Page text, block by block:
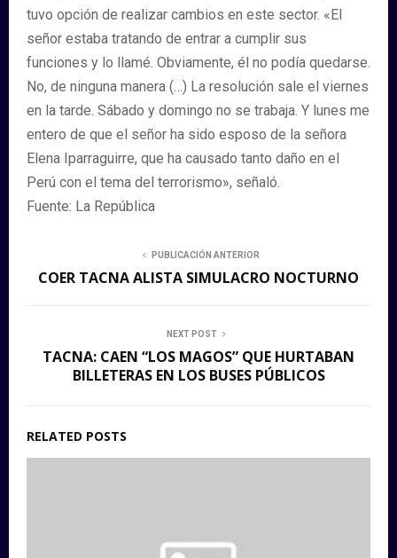
tuvo opción de realizar cambios en este sector. «El
señor estaba tratando de entrar a cumplir sus
funciones y lo llamé. Obviamente, él no podía quedarse.
No, de ninguna manera (…) La resolución sale el viernes
en la tarde. Sábado y domingo no se trabaja. Y lunes me
entero de que el señor ha sido esposo de la señora
Elena Iparraguirre, que ha causado tanto daño en el
Perú con el tema del terrorismo», señaló.
Fuente: La República
PUBLICACIÓN ANTERIOR
COER TACNA ALISTA SIMULACRO NOCTURNO
NEXT POST
TACNA: CAEN “LOS MAGOS” QUE HURTABAN
BILLETERAS EN LOS BUSES PÚBLICOS
RELATED POSTS